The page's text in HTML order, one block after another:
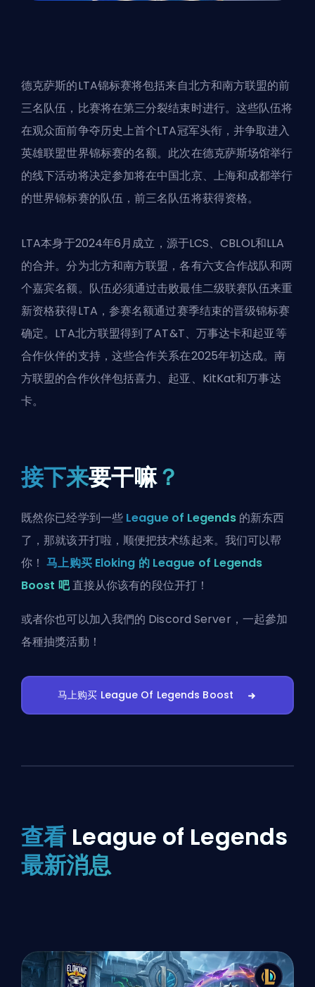
德克萨斯的LTA锦标赛将包括来自北方和南方联盟的前
三名队伍，比赛将在第三分裂结束时进行。这些队伍将
在观众面前争夺历史上首个LTA冠军头衔，并争取进入
英雄联盟世界锦标赛的名额。此次在德克萨斯场馆举行
的线下活动将决定参加将在中国北京、上海和成都举行
的世界锦标赛的队伍，前三名队伍将获得资格。
LTA本身于2024年6月成立，源于LCS、CBLOL和LLA
的合并。分为北方和南方联盟，各有六支合作战队和两
个嘉宾名额。队伍必须通过击败最佳二级联赛队伍来重
新资格获得LTA，参赛名额通过赛季结束的晋级锦标赛
确定。LTA北方联盟得到了AT&T、万事达卡和起亚等
合作伙伴的支持，这些合作关系在2025年初达成。南
方联盟的合作伙伴包括喜力、起亚、KitKat和万事达
卡。
接下来要干嘛？
既然你已经学到一些 League of Legends的新东西
了，那就该开打啦，顺便把技术练起来。我们可以帮
你！马上购买 Eloking 的 League of Legends
Boost 吧直接从你该有的段位开打！
或者你也可以加入我們的 Discord Server ，一起參加
各種抽獎活動！
马上购买 League Of Legends Boost
查看 League of Legends
最新消息